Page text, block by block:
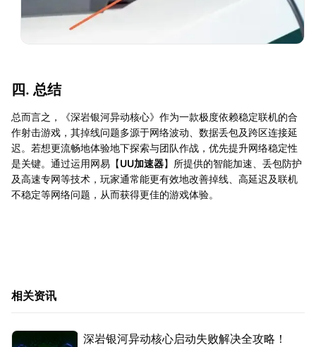
四. 总结
总而言之，《深岩银河异动核心》作为一款极度依赖稳定联机的合
作射击游戏，其掉线问题多源于网络波动、数据丢包及跨区连接延
迟。若想更流畅地体验地下探索与团队作战，优先提升网络稳定性
是关键。通过运用网易【UU加速器】所提供的智能加速、丢包防护
及高速专网等技术，玩家通常能更有效地改善掉线、高延迟及联机
不稳定等网络问题，从而获得更佳的游戏体验。
相关资讯
深岩银河异动核心启动失败解决全攻略！